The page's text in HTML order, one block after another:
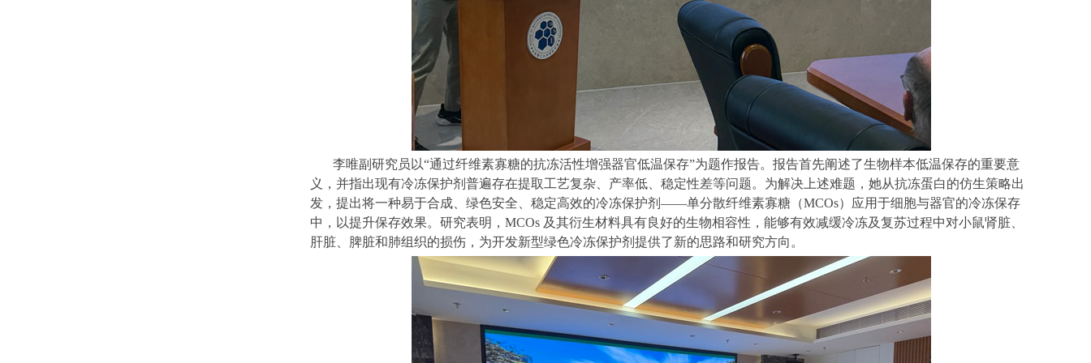
李唯副研究员以“通过纤维素寡糖的抗冻活性增强器官低温保存”为题作报告。报告首先阐述了生物样本低温保存的重要意
义，并指出现有冷冻保护剂普遍存在提取工艺复杂、产率低、稳定性差等问题。为解决上述难题，她从抗冻蛋白的仿生策略出
发，提出将一种易于合成、绿色安全、稳定高效的冷冻保护剂——单分散纤维素寡糖（MCOs）应用于细胞与器官的冷冻保存
中，以提升保存效果。研究表明， MCOs 及其衍生材料具有良好的生物相容性，能够有效减缓冷冻及复苏过程中对小鼠肾脏、
肝脏、脾脏和肺组织的损伤，为开发新型绿色冷冻保护剂提供了新的思路和研究方向。